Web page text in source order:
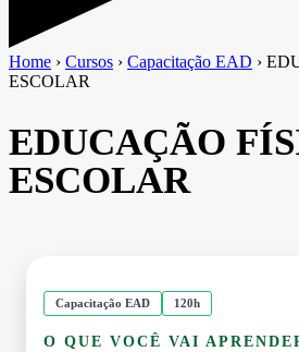
Home › Cursos › Capacitação EAD ›
ESCOLAR
EDUCAÇÃO
ESCOLAR
Capacitação EAD 120h
O QUE VOCÊ VAI